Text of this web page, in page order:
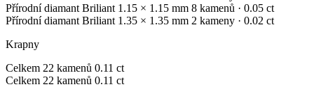
Přírodní diamant Briliant 1.15 × 1.15 mm 8 kamenů · 0.05 ct
Přírodní diamant Briliant 1.35 × 1.35 mm 2 kameny · 0.02 ct
Krapny
Celkem 22 kamenů 0.11 ct
Celkem 22 kamenů 0.11 ct